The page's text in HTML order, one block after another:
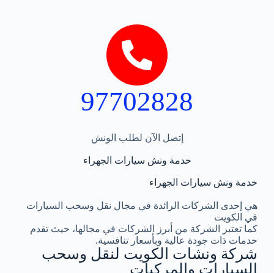
97702828
إتصل الآن لطلب الونش
خدمة ونش سيارات الجهراء
خدمة ونش سيارات الجهراء
هي إحدى الشركات الرائدة في مجال نقل وسحب السيارات
في الكويت
كما تعتبر الشركة من أبرز الشركات في مجالها، حيث تقدم
خدمات ذات جودة عالية وبأسعار تنافسية.
شركة ونشات الكويت لنقل وسحب
السيارات والمركبات